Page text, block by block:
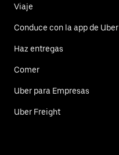
Viaje
Conduce con la app de Uber
Haz entregas
Comer
Uber para Empresas
Uber Freight